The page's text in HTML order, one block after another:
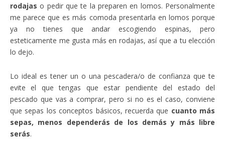
rodajas o pedir que te la preparen en lomos. Personalmente
me parece que es más comoda presentarla en lomos porque
ya no tienes que andar escogiendo espinas, pero
esteticamente me gusta más en rodajas, así que a tu elección
lo dejo.
Lo ideal es tener un o una pescadera/o de confianza que te
evite el que tengas que estar pendiente del estado del
pescado que vas a comprar, pero si no es el caso, conviene
que sepas los conceptos básicos, recuerda que cuanto más
sepas, menos dependerás de los demás y más libre
serás.